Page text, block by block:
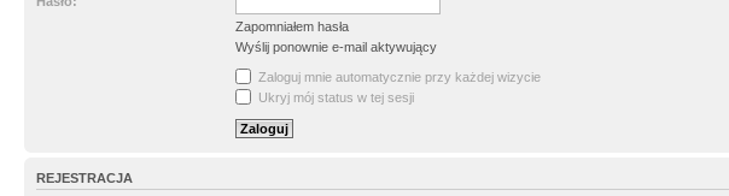
Zapomniałem hasła
Wyślij ponownie e-mail aktywujący
Zaloguj mnie automatycznie przy każdej wizycie
Ukryj mój status w tej sesji
REJESTRACJA